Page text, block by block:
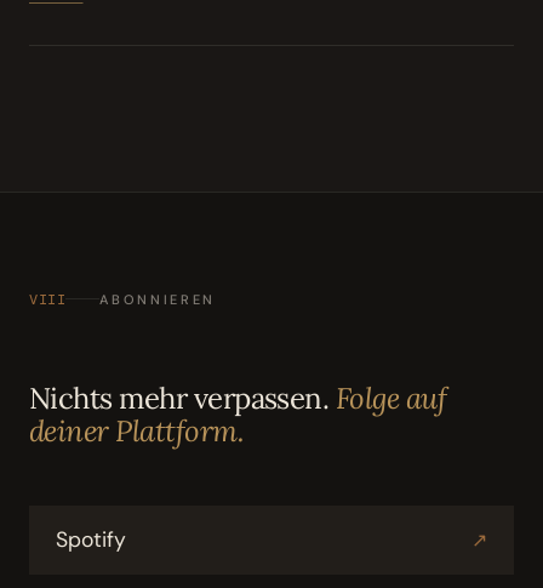
VIII ABONNIEREN
Nichts mehr verpassen. Folge auf
deiner Plattform.
Spotify ↗